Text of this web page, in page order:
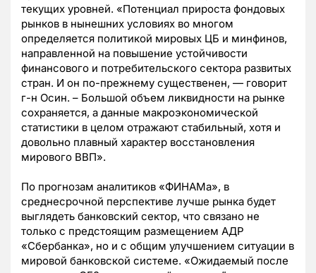
текущих уровней. «Потенциал прироста фондовых
рынков в нынешних условиях во многом
определяется политикой мировых ЦБ и минфинов,
направленной на повышение устойчивости
финансового и потребительского сектора развитых
стран. И он по-прежнему существенен, — говорит
г-н Осин. – Большой объем ликвидности на рынке
сохраняется, а данные макроэкономической
статистики в целом отражают стабильный, хотя и
довольно плавный характер восстановления
мирового ВВП».
По прогнозам аналитиков «ФИНАМа», в
среднесрочной перспективе лучше рынка будет
выглядеть банковский сектор, что связано не
только с предстоящим размещением АДР
«Сбербанка», но и с общим улучшением ситуации в
мировой банковской системе. «Ожидаемый после